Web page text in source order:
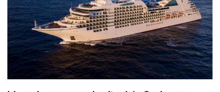
Bruno Blancas Lleva El Mensaje De La Cuarta
Liberan 180 Crías De Iguana Verde En El Estero El Salado
Puerto Vallarta Participa En Los PriceAgencies Awards
Ofrecerán Asesoría Jurídica Gratuita En Puerto Vallarta
Juan Solís E Iris Torres Buscan Integrar La Planilla Del PAN
Realizan Operativo Preventivo En Seis Colonias Del
Arquitecto Luis Munguía Reconoce La Labor Del Personal
Semana Lluviosa Para Puerto Vallarta Con Tormentas Y